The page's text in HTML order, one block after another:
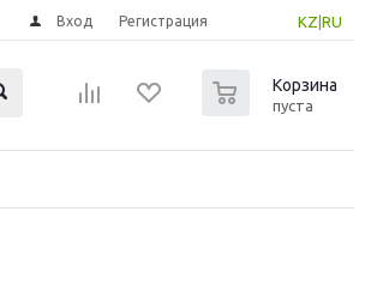
KZ RU
Вход Регистрация
Корзина
пуста